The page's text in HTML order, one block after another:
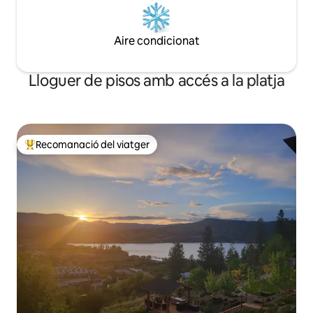
Aire condicionat
Lloguer de pisos amb accés a la platja
Principals recomanacions dels viatgers
Recomanació del viatger